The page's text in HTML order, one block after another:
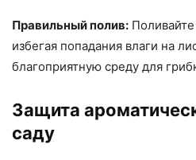
Правильный полив:
избегая попадания влаги на
благоприятную среду для
Защита
саду